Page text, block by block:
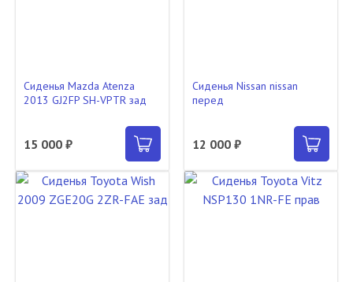
Сиденья Mazda Atenza
2013 GJ2FP SH-VPTR зад
15 000 ₽
Сиденья Nissan nissan
перед
12 000 ₽